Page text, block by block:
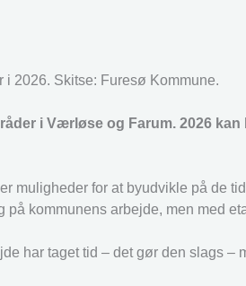
2026. Skitse: Furesø Kommune.
i Værløse og Farum. 2026 kan
muligheder for at byudvikle på de
kommunens arbejde, men med
har taget tid – det gør den slags –